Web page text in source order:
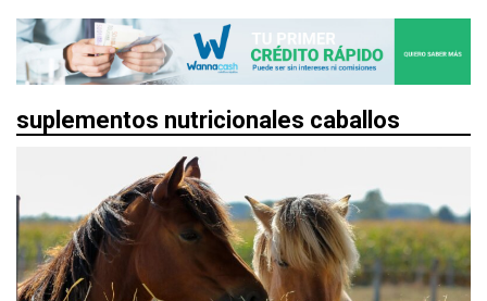
suplementos nutricionales caballos